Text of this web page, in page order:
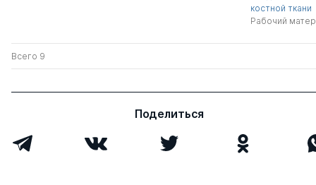
костной ткани
Рабочий
Всего 9
Поделиться